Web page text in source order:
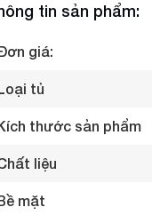
tin sản phẩm:
giá:
tủ
thước sản phẩm
liệu
mặt